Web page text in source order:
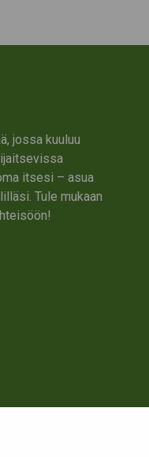
jossa kuuluu
itsesi – asua
Tule mukaan